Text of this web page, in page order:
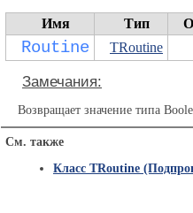
Имя Тип
Routine TRoutine
Замечания:
Возвращает значение типа
См. также
Класс TRoutine